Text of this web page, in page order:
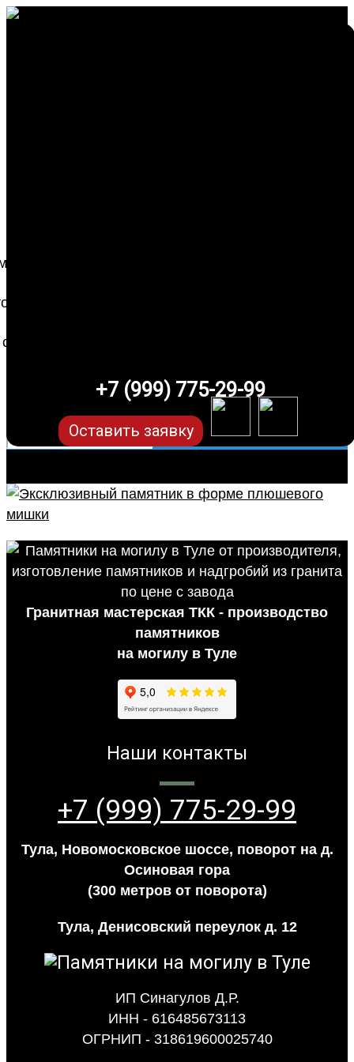
+7 (999) 775-29-99
Оставить заявку
Гранитная мастерская ТКК - производство
памятников
на могилу в Туле
Наши контакты
+7 (999) 775-29-99
Тула, Новомосковское шоссе, поворот на д.
Осиновая гора
(300 метров от поворота)
Тула, Денисовский переулок д. 12
ИП Синагулов Д.Р.
ИНН - 616485673113
ОГРНИП - 318619600025740